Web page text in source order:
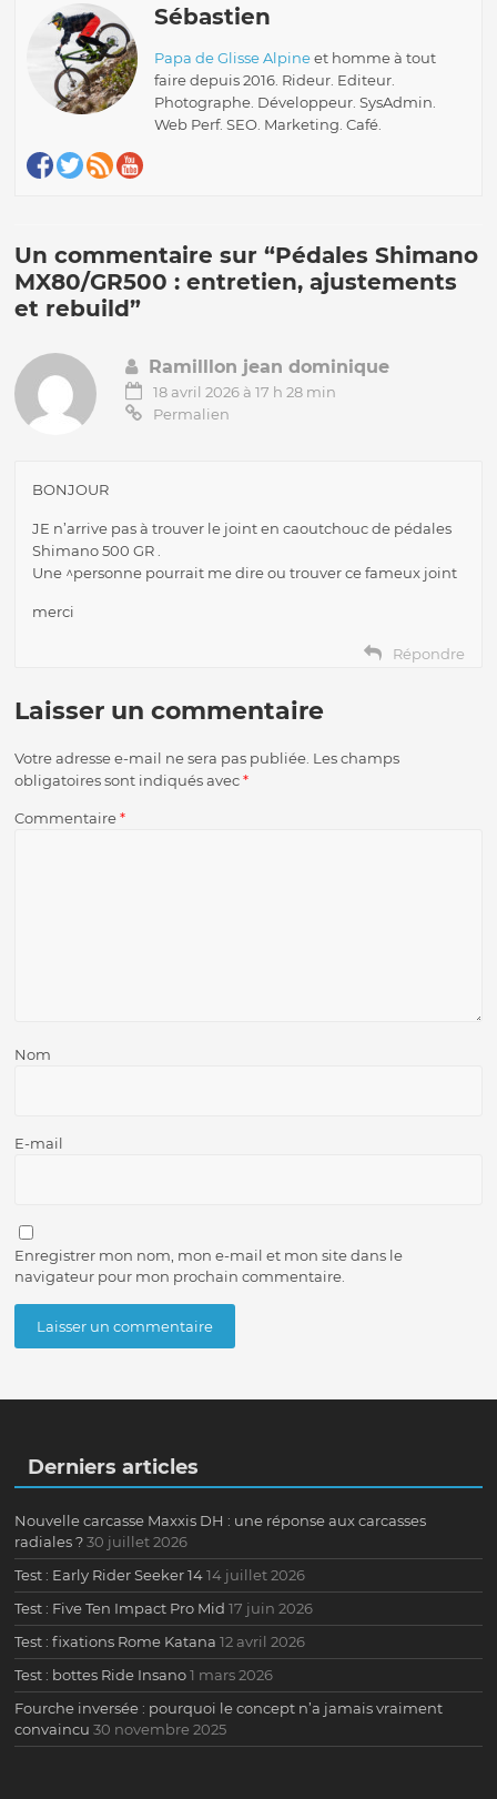
Sébastien
Papa de Glisse Alpineet homme à tout
faire depuis 2016. Rideur. Editeur.
Photographe. Développeur. SysAdmin.
Web Perf. SEO. Marketing. Café.
Un commentaire sur “Pédales Shimano
MX80/GR500 : entretien, ajustements
et rebuild”
Ramilllon jean dominique
18 avril 2026 à 17 h 28 min
Permalien
BONJOUR
JE n’arrive pas à trouver le joint en caoutchouc de pédales
Shimano 500 GR .
Une ^personne pourrait me dire ou trouver ce fameux joint
merci
Répondre
Laisser un commentaire
Votre adresse e-mail ne sera pas publiée. Les champs
obligatoires sont indiqués avec*
Commentaire*
Nom
E-mail
Enregistrer mon nom, mon e-mail et mon site dans le
navigateur pour mon prochain commentaire.
Derniers articles
Nouvelle carcasse Maxxis DH : une réponse aux carcasses
radiales ? 30 juillet 2026
Test : Early Rider Seeker 14 14 juillet 2026
Test : Five Ten Impact Pro Mid 17 juin 2026
Test : fixations Rome Katana 12 avril 2026
Test : bottes Ride Insano 1 mars 2026
Fourche inversée : pourquoi le concept n’a jamais vraiment
convaincu 30 novembre 2025